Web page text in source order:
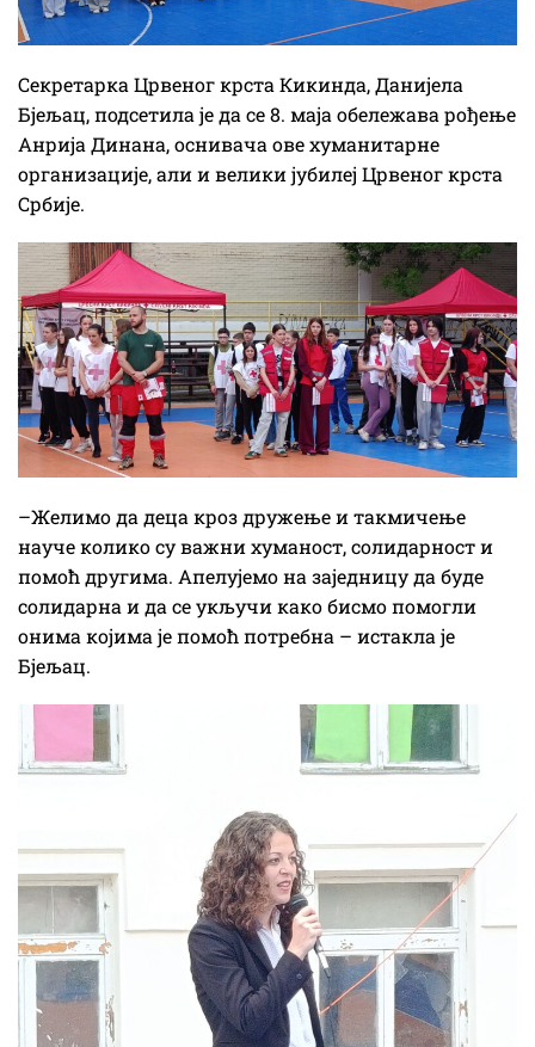
Секретарка Црвеног крста Кикинда, Данијела
Бјељац, подсетила је да се 8. маја обележава рођење
Анрија Динана, оснивача ове хуманитарне
организације, али и велики јубилеј Црвеног крста
Србије.
–Желимо да деца кроз дружење и такмичење
науче колико су важни хуманост, солидарност и
помоћ другима. Апелујемо на заједницу да буде
солидарна и да се укључи како бисмо помогли
онима којима је помоћ потребна – истакла је
Бјељац.